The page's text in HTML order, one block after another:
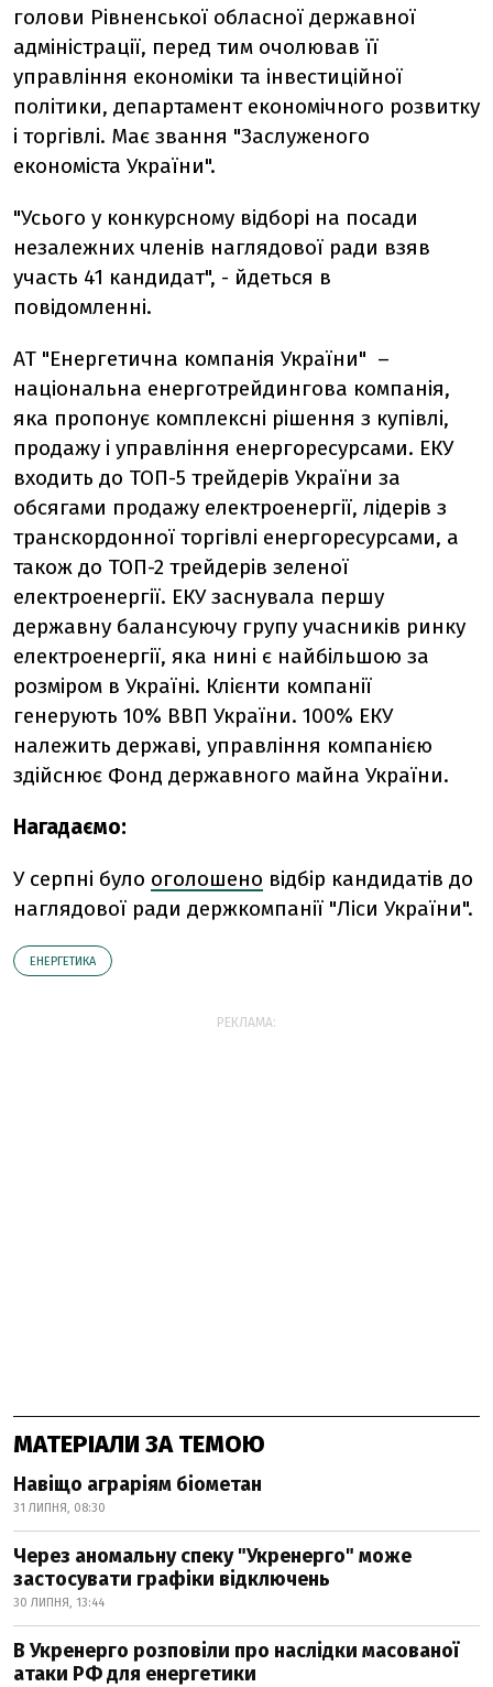
голови Рівненської обласної державної
адміністрації, перед тим очолював її
управління економіки та інвестиційної
політики, департамент економічного розвитку
і торгівлі. Має звання "Заслуженого
економіста України".
"Усього у конкурсному відборі на посади
незалежних членів наглядової ради взяв
участь 41 кандидат", - йдеться в
повідомленні.
АТ "Енергетична компанія України" –
національна енерготрейдингова компанія,
яка пропонує комплексні рішення з купівлі,
продажу і управління енергоресурсами. ЕКУ
входить до ТОП-5 трейдерів України за
обсягами продажу електроенергії, лідерів з
транскордонної торгівлі енергоресурсами, а
також до ТОП-2 трейдерів зеленої
електроенергії. ЕКУ заснувала першу
державну балансуючу групу учасників ринку
електроенергії, яка нині є найбільшою за
розміром в Україні. Клієнти компанії
генерують 10% ВВП України. 100% ЕКУ
належить державі, управління компанією
здійснює Фонд державного майна України.
Нагадаємо:
Усерпні було оголошено відбір кандидатів до
наглядової ради держкомпанії "Ліси України".
ЕНЕРГЕТИКА
РЕКЛАМА:
МАТЕРІАЛИ ЗА ТЕМОЮ
Навіщо аграріям біометан
31 ЛИПНЯ, 08:30
Через аномальну спеку "Укренерго" може
застосувати графіки відключень
30 ЛИПНЯ, 13:44
В Укренерго розповіли про наслідки масованої
атаки РФ для енергетики